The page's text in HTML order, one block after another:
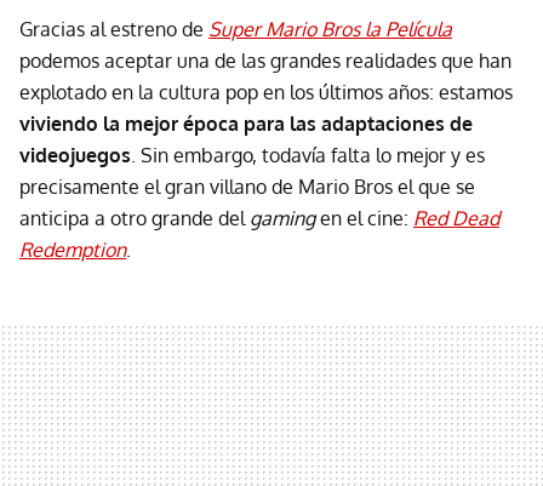
Gracias al estreno de Super Mario Bros la Película
podemos aceptar una de las grandes realidades que han
explotado en la cultura pop en los últimos años: estamos
viviendo la mejor época para las adaptaciones de
videojuegos . Sin embargo, todavía falta lo mejor y es
precisamente el gran villano de Mario Bros el que se
anticipa a otro grande del gamingen el cine: Red Dead
Redemption.